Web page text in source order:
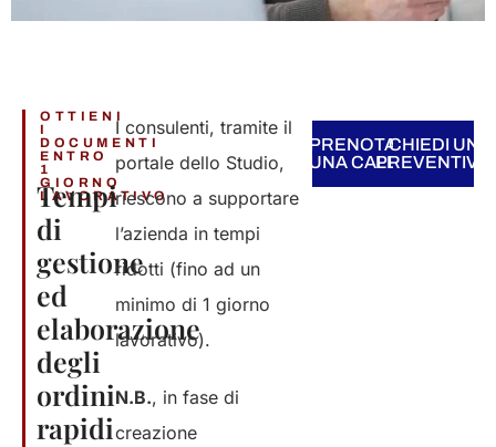
OTTIENI
I
DOCUMENTI
ENTRO
1
GIORNO
LAVORATIVO​
Tempi
di
gestione
ed
elaborazione
degli
ordini
rapidi​
I consulenti, tramiteil
portale dello Studio,
riescono a supportare
l’azienda in tempi
ridotti (fino ad un
minimo di 1 giorno
lavorativo).
N.B., in fasedi
creazione
PRENOTA
UNA CALL​
CHIEDI UN
PREVENTIVO​